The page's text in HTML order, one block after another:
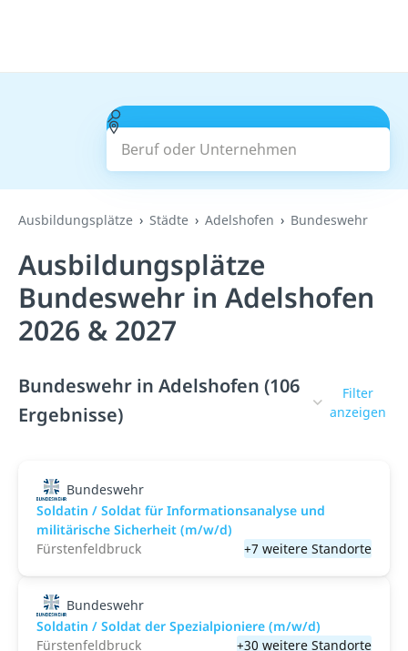
Beruf oder Unternehmen
Suchen
Ausbildungsplätze Städte Adelshofen Bundeswehr
Ausbildungsplätze
Bundeswehr in Adelshofen
2026 & 2027
Bundeswehr in Adelshofen (106
Ergebnisse)
Filter
anzeigen
Bundeswehr
Soldatin / Soldat für Informationsanalyse und
militärische Sicherheit (m/w/d)
Fürstenfeldbruck
+7 weitere Standorte
Bundeswehr
Soldatin / Soldat der Spezialpioniere (m/w/d)
Fürstenfeldbruck
+30 weitere Standorte